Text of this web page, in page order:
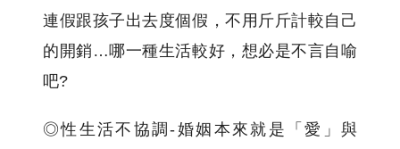
連假跟孩子出去度個假，不用斤斤計較自己
的開銷…哪一種生活較好，想必是不言自喻
吧?
◎性生活不協調-婚姻本來就是「愛」與